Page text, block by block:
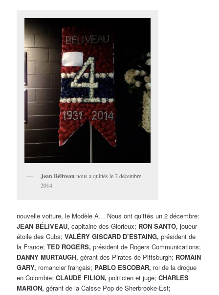
Jean Béliveaunous a quittés le 2 décembre
2014.
nouvelle voiture, le Modèle A… Nous ont quittés un 2 décembre:
JEAN BÉLIVEAU, capitaine des Glorieux; RON SANTO, joueur
étoile des Cubs;VALÉRY GISCARD D’ESTAING, président de
la France;TED ROGERS, président de Rogers Communications;
DANNY MURTAUGH, gérant des Pirates de Pittsburgh; ROMAIN
GARY, romancier français; PABLO ESCOBAR, roi de la drogue
en Colombie;CLAUDE FILION, politicien et juge;CHARLES
MARION, gérant de la Caisse Pop de Sherbrooke-Est;